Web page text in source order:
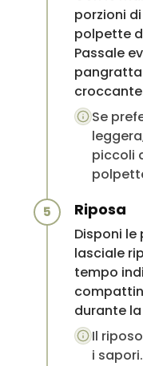
porzioni
polpette
Passale
Se
piccoli
5 Riposa
Disponi
lasciale
tempo
durante
Il
i sapori.